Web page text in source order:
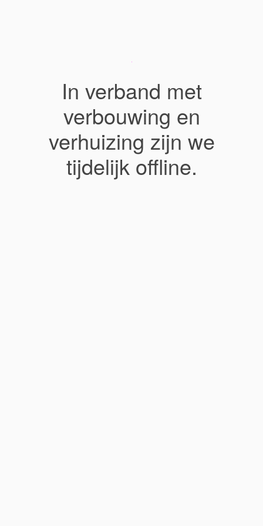
In verband met
verbouwing en
verhuizing zijn we
tijdelijk offline.